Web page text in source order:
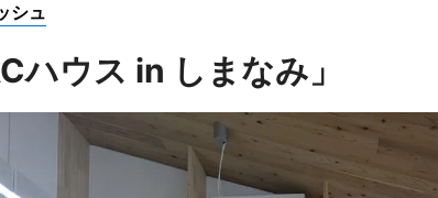
シュ
ハウス in しまなみ」